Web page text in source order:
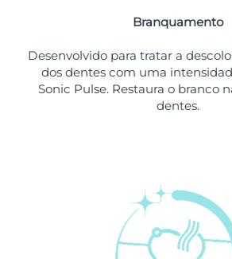
Branquamento
Desenvolvido para tratar a
dos dentes com uma
Sonic Pulse. Restaura o branco
dentes.
Entrega
Porto Rico Entrega
Entrega
Entrega
Arábia Saudita Entrega